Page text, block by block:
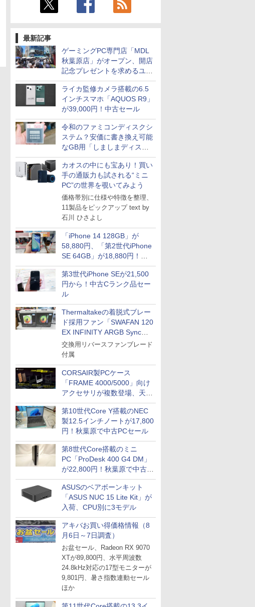
最新記事
ゲーミングPC専門店「MDL
秋葉原店」がオープン、開店
記念プレゼントを求めるユー
ザーが押し寄せ長蛇の列に
ライカ監修カメラ搭載の6.5
インチスマホ「AQUOS R9」
が39,000円！中古セール
令和のファミコンディスクシ
ステム？安価に書き換え可能
なGB用「しましまディスク
システム」
カオスの中にも宝あり！買い
手の通販力も試される“ミニ
PC”の世界を覗いてみよう
価格帯別に仕様や特徴を整理、
11製品をピックアップ text by
石川 ひさよし
「iPhone 14 128GB」が
58,880円、「第2世代iPhone
SE 64GB」が18,880円！中
古Bランク品セール
第3世代iPhone SEが21,500
円から！中古Cランク品セー
ル
Thermaltakeの着脱式ブレー
ド採用ファン「SWAFAN 120
EX INFINITY ARGB Sync」
に単品パッケージ
交換用リバースファンブレード
付属
CORSAIR製PCケース
「FRAME 4000/5000」向け
アクセサリが複数登場、天然
木製パネルや背面コネクタ対
応トレイなど
第10世代Core Y搭載のNEC
製12.5インチノートが17,800
円！秋葉原で中古PCセール
第8世代Core搭載のミニ
PC「ProDesk 400 G4 DM」
が22,800円！秋葉原で中古
PCセール
ASUSのベアボーンキット
「ASUS NUC 15 Lite Kit」が
入荷、CPU別に3モデル
アキバお買い得価格情報（8
月6日～7日調査）
お盆セール、Radeon RX 9070
XTが89,800円、水平周波数
24.8kHz対応の17型モニターが
9,801円、暑さ指数連動セール
ほか